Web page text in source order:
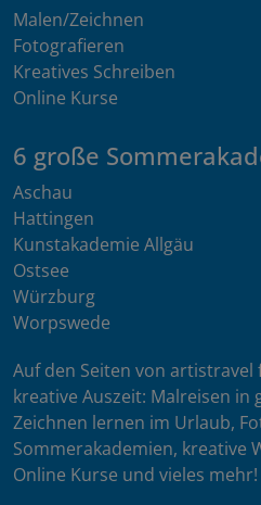
Malen/Zeichnen
Fotografieren
Kreatives Schreiben
Online Kurse
6 große
Aschau
Hattingen
Kunstakademie Allgäu
Ostsee
Würzburg
Worpswede
Auf den Seiten von
kreative Auszeit: Malreisen in
Zeichnen lernen im Urlaub,
Sommerakademien, kreative
Online Kurse und vieles mehr!